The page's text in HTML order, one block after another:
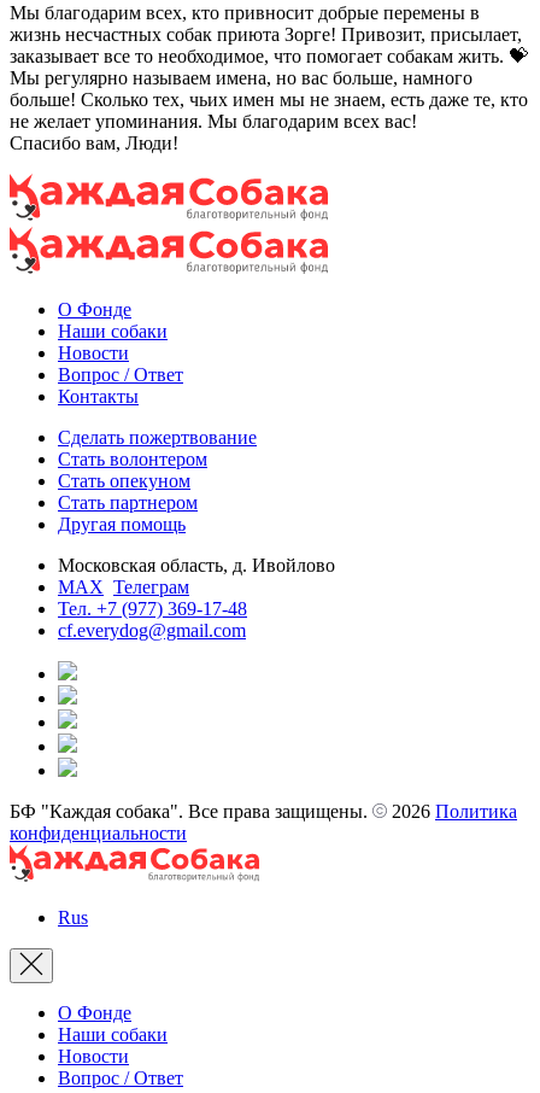
Мы благодарим всех, кто привносит добрые перемены в
жизнь несчастных собак приюта Зорге! Привозит, присылает,
заказывает все то необходимое, что помогает собакам жить. 💝
Мы регулярно называем имена, но вас больше, намного
больше! Сколько тех, чьих имен мы не знаем, есть даже те, кто
не желает упоминания. Мы благодарим всех вас!
Спасибо вам, Люди!
О Фонде
Наши собаки
Новости
Вопрос / Ответ
Контакты
Сделать пожертвование
Стать волонтером
Стать опекуном
Стать партнером
Другая помощь
Московская область, д. Ивойлово
MAX Телеграм
Тел. +7 (977) 369-17-48
cf.everydog@gmail.com
БФ "Каждая собака". Все права защищены. 2026 Политика
конфиденциальности
Rus
О Фонде
Наши собаки
Новости
Вопрос / Ответ